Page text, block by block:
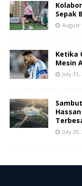
Sepak
August
Ketika
Mesin
July 31,
July 29,